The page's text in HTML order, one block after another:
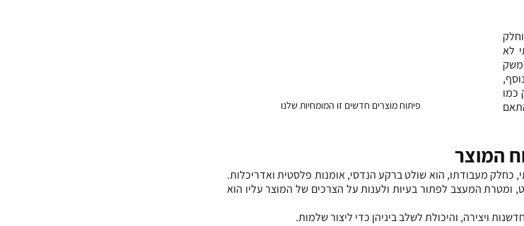
פיתוח מוצרים חדשים זו המומחיות שלנו
המוצר
ויצירה, והיכולת לשלב ביניהן כדי ליצור שלמות.